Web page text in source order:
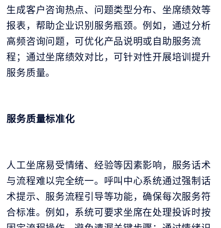
生成客户咨询热点、问题类型分布、坐席绩效等
报表，帮助企业识别服务瓶颈。例如，通过分析
高频咨询问题，可优化产品说明或自助服务流
程；通过坐席绩效对比，可针对性开展培训提升
服务质量。
服务质量标准化
人工坐席易受情绪、经验等因素影响，服务话术
与流程难以完全统一。呼叫中心系统通过强制话
术提示、服务流程引导等功能，确保每次服务符
合标准。例如，系统可要求坐席在处理投诉时按